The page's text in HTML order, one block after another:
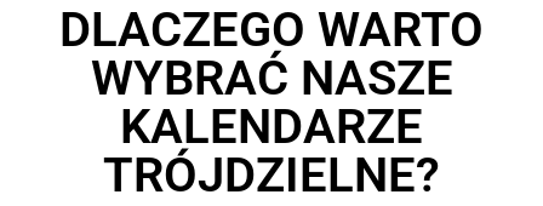
DLACZEGO WARTO
WYBRAĆ NASZE
KALENDARZE
TRÓJDZIELNE?